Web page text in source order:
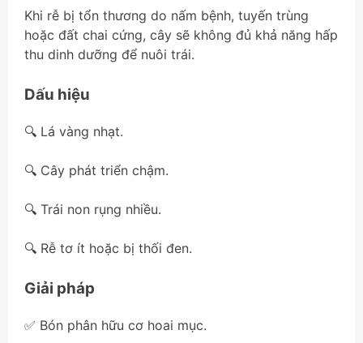
Khi rễ bị tổn thương do nấm bệnh, tuyến trùng
hoặc đất chai cứng, cây sẽ không đủ khả năng hấp
thu dinh dưỡng để nuôi trái.
Dấu hiệu
🔍 Lá vàng nhạt.
🔍 Cây phát triển chậm.
🔍 Trái non rụng nhiều.
🔍 Rễ tơ ít hoặc bị thối đen.
Giải pháp
✅ Bón phân hữu cơ hoai mục.